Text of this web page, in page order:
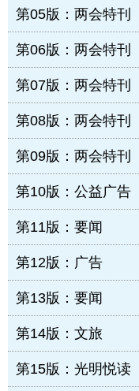
第05版：两会特刊
第06版：两会特刊
第07版：两会特刊
第08版：两会特刊
第09版：两会特刊
第10版：公益广告
第11版：要闻
第12版：广告
第13版：要闻
第14版：文旅
第15版：光明悦读